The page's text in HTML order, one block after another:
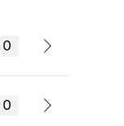
(nv) 0
(nv) 0